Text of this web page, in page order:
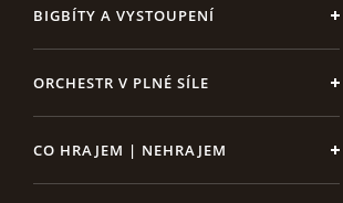
BIGBÍTY A VYSTOUPENÍ
ORCHESTR V PLNÉ SÍLE
CO HRAJEM | NEHRAJEM